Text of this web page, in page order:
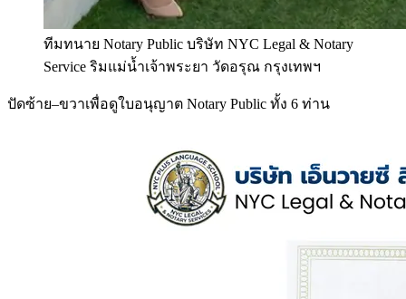
ทีมทนาย Notary Public บริษัท NYC Legal & Notary
Service ริมแม่น้ำเจ้าพระยา วัดอรุณ กรุงเทพฯ
ปัดซ้าย–ขวาเพื่อดูใบอนุญาต Notary Public ทั้ง 6 ท่าน